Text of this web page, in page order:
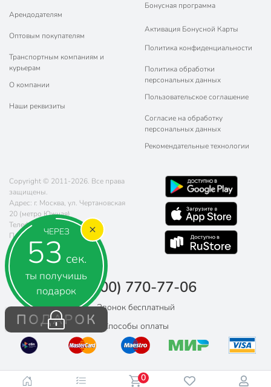
ЧЕРЕЗ
52 сек.
ты получишь
подарок
ПОДАРОК
Арендодателям
Оптовым покупателям
Транспортным компаниям и
курьерам
О компании
Наши реквизиты
Бонусная программа
Активация Бонусной Карты
Политика конфиденциальности
Политика обработки
персональных данных
Пользовательское соглашение
Согласие на обработку
персональных данных
Рекомендательные технологии
Copyright © 2011-2026. Все права
защищены.
Адрес: г. Москва, ул. Чертановская
20 (метро Южная)
Телефон:
8 (800) 770-77-06
Почта:
sales@poryadok.ru
8 (800) 770-77-06
Звонок бесплатный
Способы оплаты
0